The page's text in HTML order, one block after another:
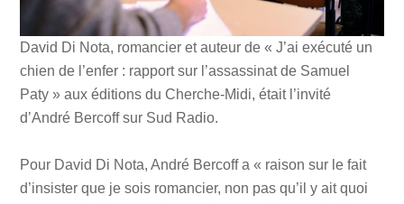
David Di Nota, romancier et auteur de « J’ai exécuté un
chien de l’enfer : rapport sur l’assassinat de Samuel
Paty » aux éditions du Cherche-Midi, était l’invité
d’André Bercoff sur Sud Radio.
Pour David Di Nota, André Bercoff a « raison sur le fait
d’insister que je sois romancier, non pas qu’il y ait quoi